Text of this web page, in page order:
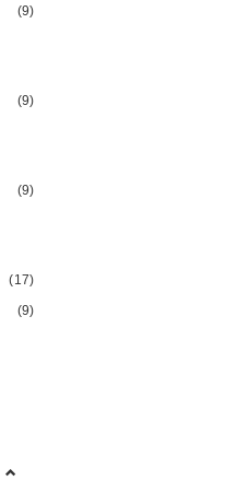
(9)
(9)
(9)
(17)
(9)